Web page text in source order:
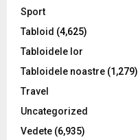
Sport
Tabloid (4,625)
Tabloidele lor
Tabloidele noastre (1,279)
Travel
Uncategorized
Vedete (6,935)